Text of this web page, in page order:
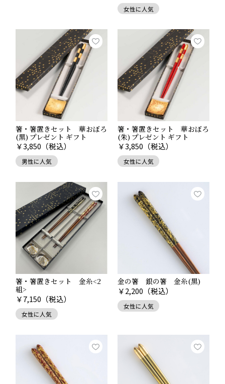
女性に人気
箸・箸置きセット 華おぼろ
(黒) プレゼント ギフト
￥3,850 （税込）
男性に人気
箸・箸置きセット 華おぼろ
(朱) プレゼント ギフト
￥3,850 （税込）
女性に人気
箸・箸置きセット 金糸<2
組>
￥7,150 （税込）
女性に人気
金の箸 銀の箸 金糸(黒)
￥2,200 （税込）
女性に人気